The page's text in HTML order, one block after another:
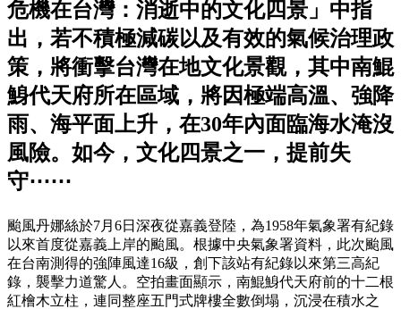
危機在台灣：消逝中的文化四景」中指
出，若不積極減碳以及有效的氣候治理政
策，將衝擊台灣在地文化景觀，其中南鯤
鯓代天府所在區域，將因極端高溫、強降
雨、海平面上升，在30年內面臨海水淹沒
風險。如今，文化四景之一，提前失
守⋯⋯
颱風丹娜絲於7月6日深夜從嘉義登陸，為1958年氣象署有紀錄
以來首度從嘉義上岸的颱風。根據中央氣象署資料，此次颱風
在台南測得的強陣風達16級，創下該站有紀錄以來第三高紀
錄，襲擊力道驚人。空拍畫面顯示，南鯤鯓代天府前的十二根
紅檜木立柱，連同整座五門式牌樓全數倒塌，沉浸在積水之